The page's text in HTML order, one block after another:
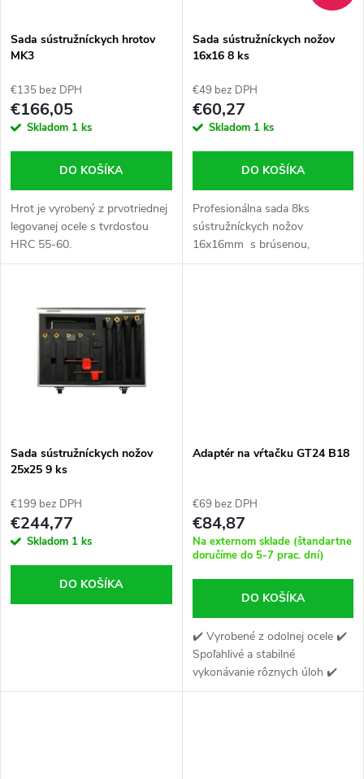
e
p
r
d
u
s
p
r
o
d
u
k
Sada sústružníckych hrotov
MK3
€135 bez DPH
€166,05
Skladom 1 ks
DO KOŠÍKA
Hrot je vyrobený z prvotriednej
legovanej ocele s tvrdosťou
HRC 55-60.
Sada sústružníckych nožov
16x16 8 ks
€49 bez DPH
€60,27
Skladom 1 ks
DO KOŠÍKA
Profesionálna sada 8ks
sústružníckych nožov
16x16mm s brúsenou,
spájkovanou doštičkou z
Sada sústružníckych nožov
25x25 9 ks
€199 bez DPH
€244,77
Skladom 1 ks
DO KOŠÍKA
Adaptér na vŕtačku GT24 B18
€69 bez DPH
€84,87
Na externom sklade (štandartne
doručíme do 5-7 prac. dní)
DO KOŠÍKA
✔️ Vyrobené z odolnej ocele ✔️
Spoľahlivé a stabilné
vykonávanie rôznych úloh ✔️
Zaisťuje stabilné uchopenie